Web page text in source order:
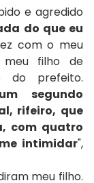
e agredido
do que eu
com o meu
meu filho de
do prefeito.
segundo
rifeiro, que
com quatro
intimidar",
meu filho.